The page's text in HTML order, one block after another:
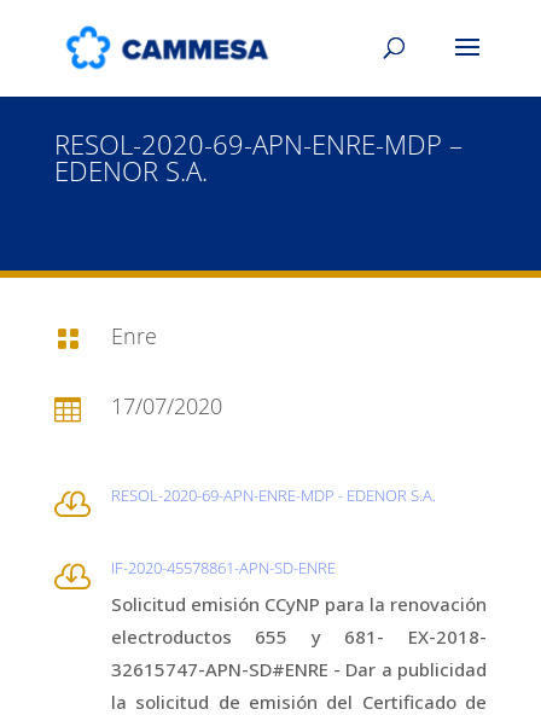
RESOL-2020-69-APN-ENRE-MDP –
EDENOR S.A.
 Enre
 17/07/2020
 RESOL-2020-69-APN-ENRE-MDP - EDENOR S.A.
 IF-2020-45578861-APN-SD-ENRE
Solicitud emisión CCyNP para la renovación
electroductos 655 y 681- EX-2018-
32615747-APN-SD#ENRE - Dar a publicidad
la solicitud de emisión del Certificado de